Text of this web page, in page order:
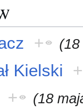
+ (18
Kielski
+
+ (18